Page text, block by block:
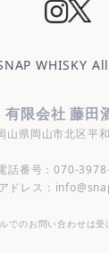
WHISKY
有限会社 藤田
山県岡山市北区平
話番号：070-
ドレス：
でのお問い合わせは受